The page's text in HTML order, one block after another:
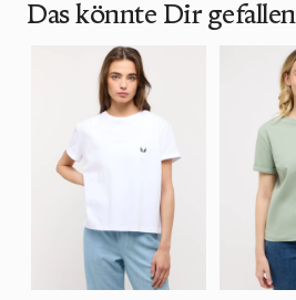
Das könnte Dir gefallen